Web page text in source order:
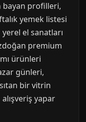
bayan profilleri,
yemek listesi
yerel el sanatları
premium
ürünleri
günleri,
bir vitrin
yapar